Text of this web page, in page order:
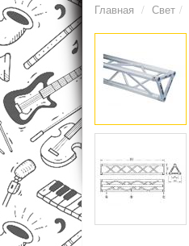
Главная Свет